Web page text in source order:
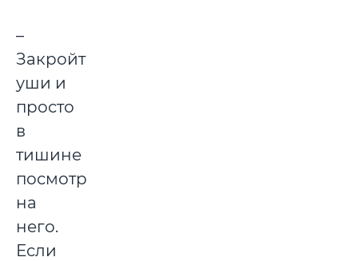
–
Закройте
уши и
просто
в
тишине
посмотрите
на
него.
Если